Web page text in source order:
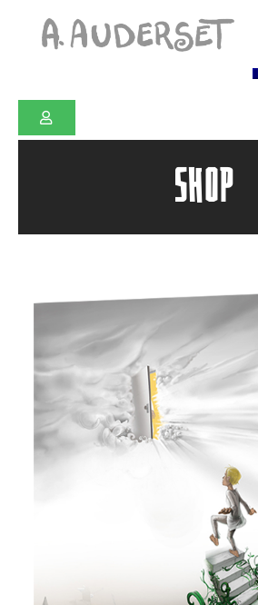
SHOP